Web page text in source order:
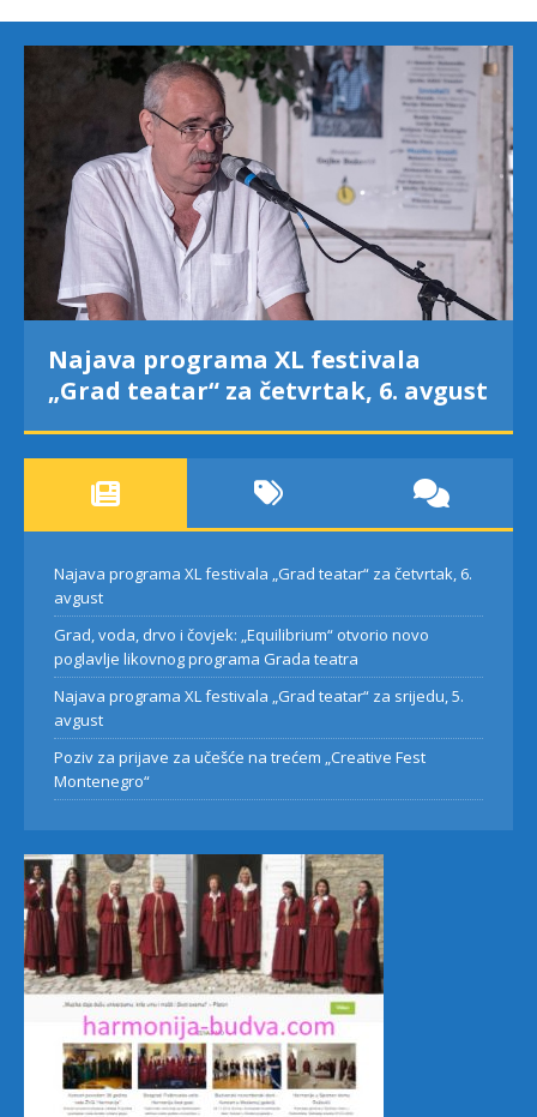
Najava programa XL festivala
„Grad teatar“ za četvrtak, 6. avgust
Najava programa XL festivala „Grad teatar“ za četvrtak, 6.
avgust
Grad, voda, drvo i čovjek: „Equilibrium“ otvorio novo
poglavlje likovnog programa Grada teatra
Najava programa XL festivala „Grad teatar“ za srijedu, 5.
avgust
Poziv za prijave za učešće na trećem „Creative Fest
Montenegro“